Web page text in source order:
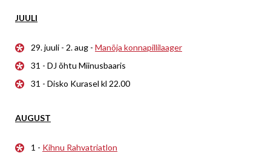
JUULI
29. juuli - 2. aug - Manõja konnapillilaager
31 - DJ õhtu Miinusbaaris
31 - Disko Kurasel kl 22.00
AUGUST
1 - Kihnu Rahvatriatlon